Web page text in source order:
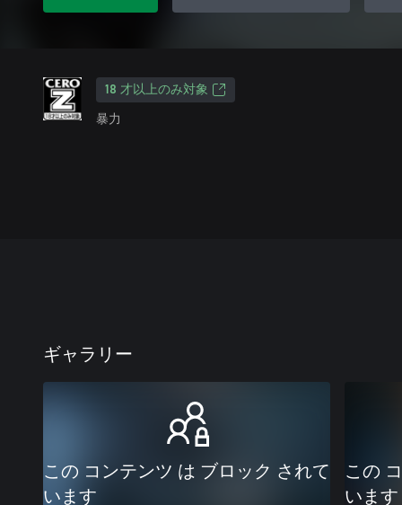
18 才以上のみ対象
暴力
ギャラリー
この コンテンツ は ブロック されて
います
この
います